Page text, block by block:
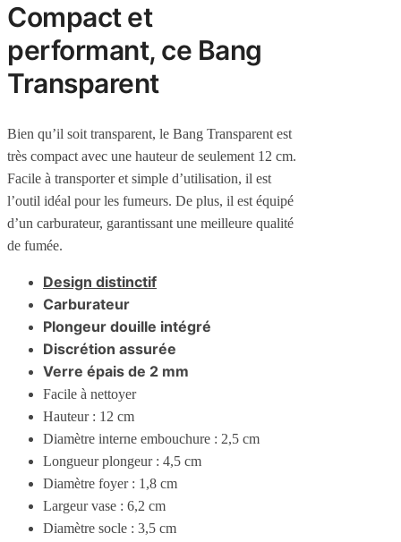
Compact et
performant, ce Bang
Transparent
Bien qu’il soit transparent, le Bang Transparent est
très compact avec une hauteur de seulement 12 cm.
Facile à transporter et simple d’utilisation, il est
l’outil idéal pour les fumeurs. De plus, il est équipé
d’un carburateur, garantissant une meilleure qualité
de fumée.
Design distinctif
Carburateur
Plongeur douille intégré
Discrétion assurée
Verre épais de 2 mm
Facile à nettoyer
Hauteur : 12 cm
Diamètre interne embouchure : 2,5 cm
Longueur plongeur : 4,5 cm
Diamètre foyer : 1,8 cm
Largeur vase : 6,2 cm
Diamètre socle : 3,5 cm